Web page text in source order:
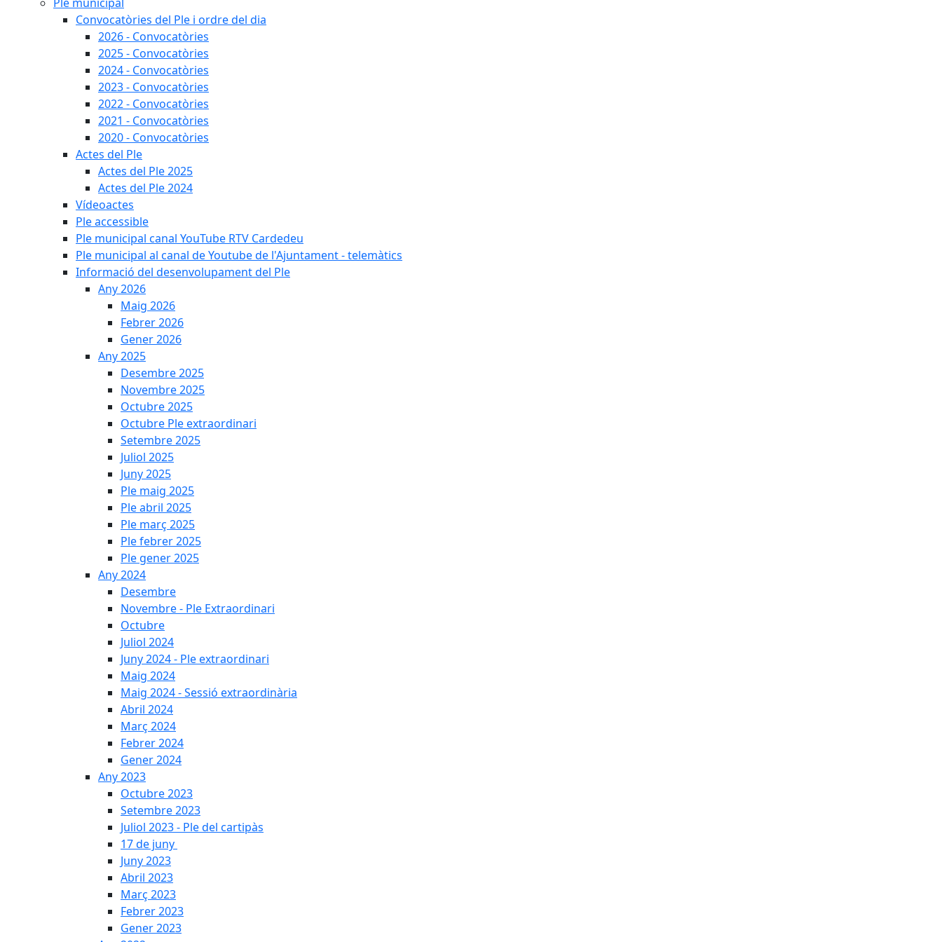
Convocatòries del Ple i ordre del dia
2026 - Convocatòries
2025 - Convocatòries
2024 - Convocatòries
2023 - Convocatòries
2022 - Convocatòries
2021 - Convocatòries
2020 - Convocatòries
Actes del Ple
Actes del Ple 2025
Actes del Ple 2024
Vídeoactes
Ple accessible
Ple municipal canal YouTube RTV Cardedeu
Ple municipal al canal de Youtube de l'Ajuntament - telemàtics
Informació del desenvolupament del Ple
Any 2026
Maig 2026
Febrer 2026
Gener 2026
Any 2025
Desembre 2025
Novembre 2025
Octubre 2025
Octubre Ple extraordinari
Setembre 2025
Juliol 2025
Juny 2025
Ple maig 2025
Ple abril 2025
Ple març 2025
Ple febrer 2025
Ple gener 2025
Any 2024
Desembre
Novembre - Ple Extraordinari
Octubre
Juliol 2024
Juny 2024 - Ple extraordinari
Maig 2024
Maig 2024 - Sessió extraordinària
Abril 2024
Març 2024
Febrer 2024
Gener 2024
Any 2023
Octubre 2023
Setembre 2023
Juliol 2023 - Ple del cartipàs
17 de juny
Juny 2023
Abril 2023
Març 2023
Febrer 2023
Gener 2023